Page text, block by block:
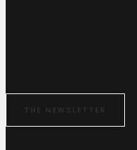
THE NEWSLETTER